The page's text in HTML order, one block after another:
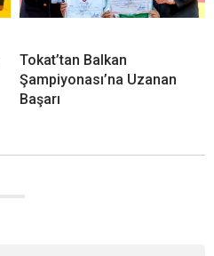
Tokat’tan Balkan
Şampiyonası’na Uzanan
Başarı